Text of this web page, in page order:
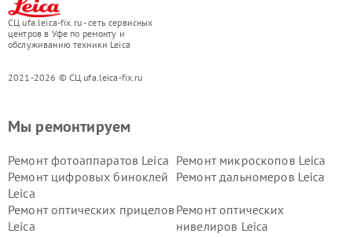
СЦ ufa.leica-fix.ru - сеть сервисных
центров в Уфе по ремонту и
обслуживанию техники Leica
2021-2026 © СЦ ufa.leica-fix.ru
Мы ремонтируем
Ремонт фотоаппаратов Leica Ремонт микроскопов Leica
Ремонт цифровых биноклей
Leica
Ремонт дальномеров Leica
Ремонт оптических прицелов
Leica
Ремонт оптических
нивелиров Leica